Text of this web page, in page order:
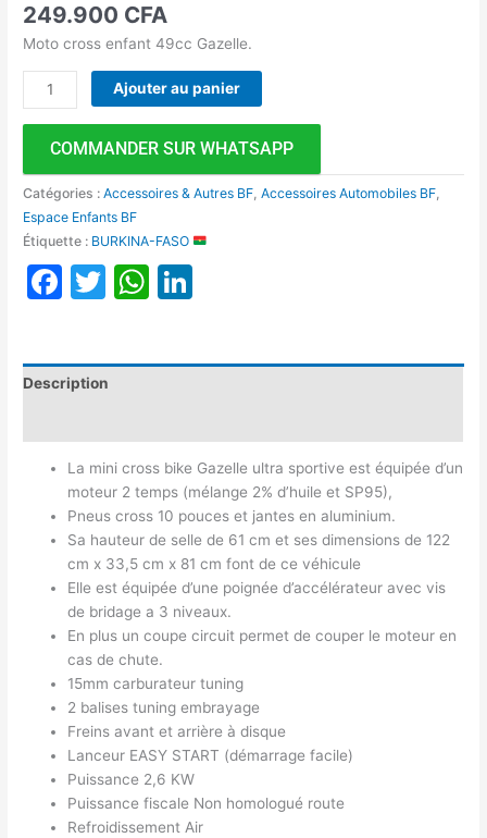
249.900 CFA
Moto cross enfant 49cc Gazelle.
Ajouter au panier
COMMANDER SUR WHATSAPP
Catégories :Accessoires & Autres BF ,Accessoires Automobiles BF
Espace Enfants BF
Étiquette : BURKINA-FASO
Facebook
TwitterWhatsApp
Description
La mini cross bike Gazelle ultra sportive est équipée d’un
moteur 2 temps (mélange 2% d’huile et SP95),
Pneus cross 10 pouces et jantes en aluminium.
Sa hauteur de selle de 61 cm et ses dimensions de 122
cm x 33,5 cm x 81 cm font de ce véhicule
Elle est équipée d’une poignée d’accélérateur avec vis
de bridage a 3 niveaux.
En plus un coupe circuit permet de couper le moteur en
cas de chute.
15mm carburateur tuning
2 balises tuning embrayage
Freins avant et arrière à disque
Lanceur EASY START (démarrage facile)
Puissance 2,6 KW
Puissance fiscale Non homologué route
Refroidissement Air